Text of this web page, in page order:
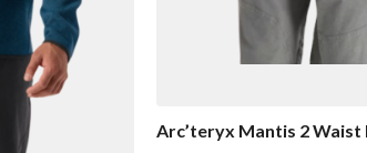
Arc’teryx Mantis 2 Waist